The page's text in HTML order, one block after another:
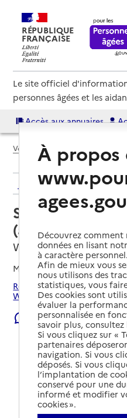
RÉPUBLIQUE
FRANÇAISE
Le site officiel
personnes âgées et les
Accès aux annuaires
Voir le fil d’Ariane
Retour aux résultats
Service
(aide et soins)
Wormhout, NORD
Mis à jour le05/08/2026
Rechercher les
Wormhout.
Signaler une erreur
À propos
Découvrez comment
données en lisant
à caractère personnel.
Afin de mieux vous
nous utilisons des
statistiques, vous
Des cookies sont
évaluer la
personnalisée en
savoir plus,
Si vous cliquez sur «
partenaires
navigation. Si vous
déposés. Si vous
l’implantation de
conservé pour une
informé et modifier
cookies ».